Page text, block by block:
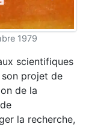
1979
scientifiques
projet de
de la
la recherche,